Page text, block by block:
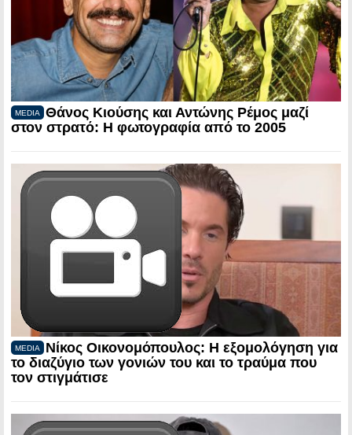
MEDIA
Θάνος Κιούσης και Αντώνης Ρέμος μαζί
στον στρατό: Η φωτογραφία από το 2005
MEDIA
Νίκος Οικονομόπουλος: Η εξομολόγηση για
το διαζύγιο των γονιών του και το τραύμα που
τον στιγμάτισε